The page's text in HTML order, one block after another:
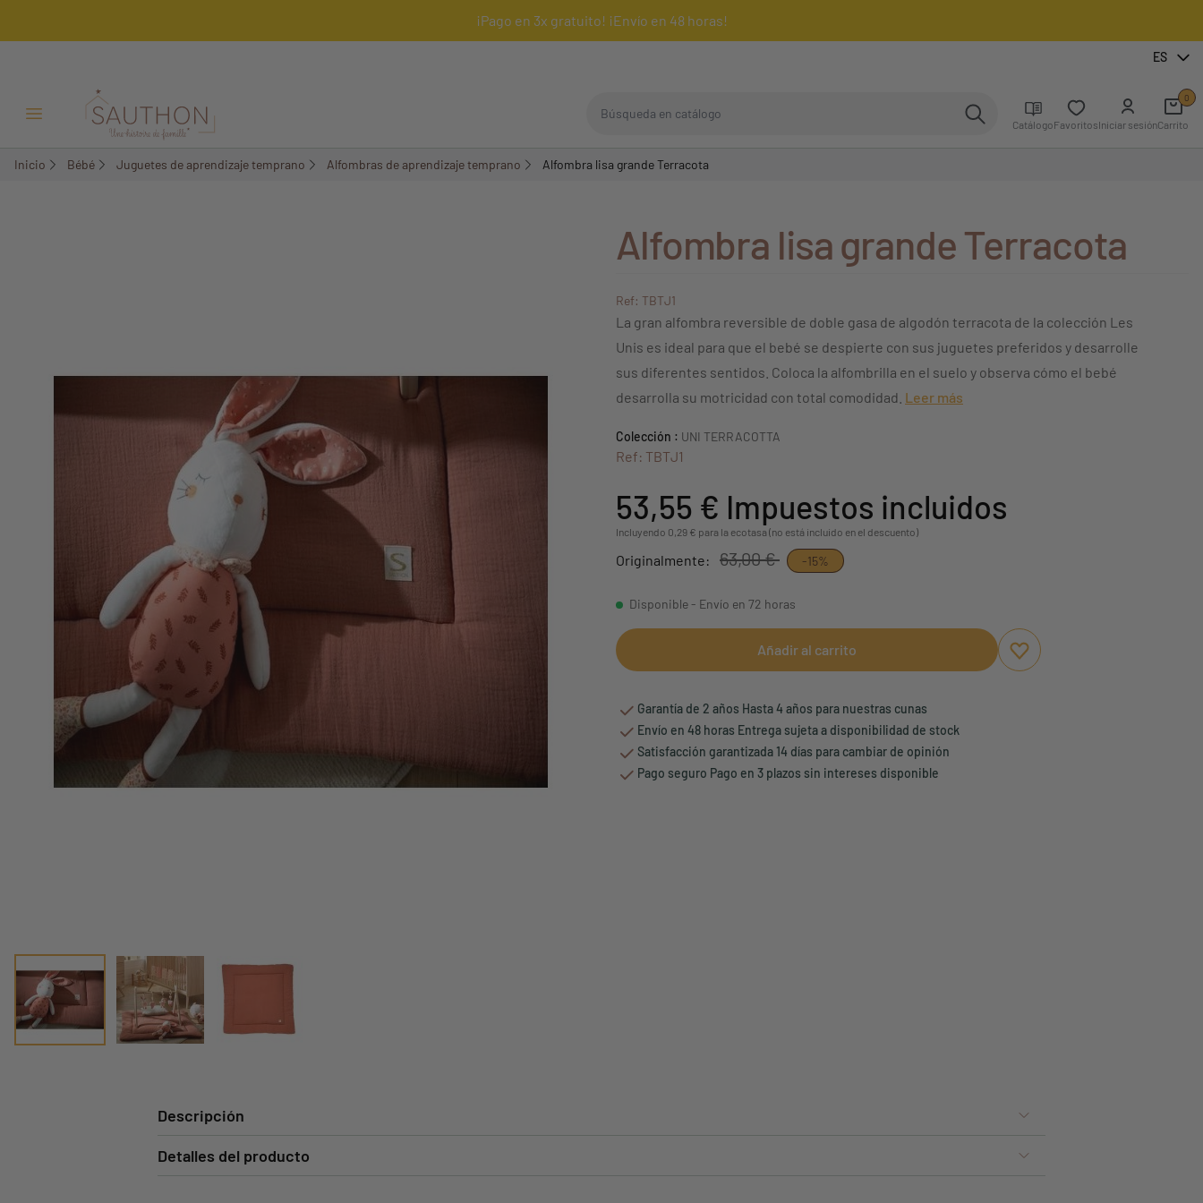
¡Pago en 3x gratuito! ¡Envío en 48 horas!
ES
Menú Abrir/Cerrar CatálogoFavoritosIniciar sesiónCarrito
0
Inicio Bébé Juguetes de aprendizaje temprano Alfombras de aprendizaje temprano Alfombra lisa grande Terracota
Alfombra lisa grande Terracota
Ref: TBTJ1
La gran alfombra reversible de doble gasa de algodón terracota de la colección Les
Unis es ideal para que el bebé se despierte con sus juguetes preferidos y desarrolle
sus diferentes sentidos. Coloca la alfombrilla en el suelo y observa cómo el bebé
desarrolla su motricidad con total comodidad. Leer más
Colección : UNI TERRACOTTA
Ref: TBTJ1
53,55 € Impuestos incluidos
Incluyendo 0,29 € para la ecotasa (no está incluido en el descuento)
Originalmente: 63,00 € -15%
Disponible - Envío en 72 horas
Añadir al carrito
Aggiungi ai preferiti
borrar favoritos
Garantía de 2 años Hasta 4 años para nuestras cunas
Envío en 48 horas Entrega sujeta a disponibilidad de stock
Satisfacción garantizada 14 días para cambiar de opinión
Pago seguro Pago en 3 plazos sin intereses disponible
Descripción
Detalles del producto